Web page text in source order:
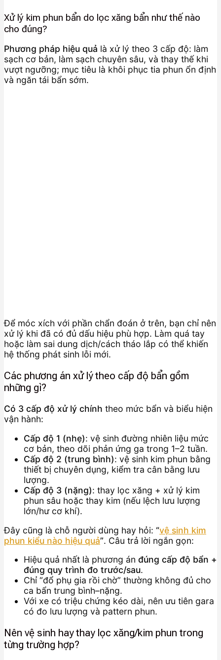
Xử lý kim phun bẩn do lọc xăng bẩn như thế nào
cho đúng?
Phương pháp hiệu quả là xử lý theo 3 cấp độ: làm
sạch cơ bản, làm sạch chuyên sâu, và thay thế khi
vượt ngưỡng; mục tiêu là khôi phục tia phun ổn định
và ngăn tái bẩn sớm.
Để móc xích với phần chẩn đoán ở trên, bạn chỉ nên
xử lý khi đã có đủ dấu hiệu phù hợp. Làm quá tay
hoặc làm sai dung dịch/cách tháo lắp có thể khiến
hệ thống phát sinh lỗi mới.
Các phương án xử lý theo cấp độ bẩn gồm
những gì?
Có 3 cấp độ xử lý chính theo mức bẩn và biểu hiện
vận hành:
Cấp độ 1 (nhẹ): vệ sinh đường nhiên liệu mức
cơ bản, theo dõi phản ứng ga trong 1–2 tuần.
Cấp độ 2 (trung bình): vệ sinh kim phun bằng
thiết bị chuyên dụng, kiểm tra cân bằng lưu
lượng.
Cấp độ 3 (nặng): thay lọc xăng + xử lý kim
phun sâu hoặc thay kim (nếu lệch lưu lượng
lớn/hư cơ khí).
Đây cũng là chỗ người dùng hay hỏi: “vệ sinh kim
phun kiểu nào hiệu quả”. Câu trả lời ngắn gọn:
Hiệu quả nhất là phương án đúng cấp độ bẩn +
đúng quy trình đo trước/sau.
Chỉ “đổ phụ gia rồi chờ” thường không đủ cho
ca bẩn trung bình–nặng.
Với xe có triệu chứng kéo dài, nên ưu tiên gara
có đo lưu lượng và pattern phun.
Nên vệ sinh hay thay lọc xăng/kim phun trong
từng trường hợp?